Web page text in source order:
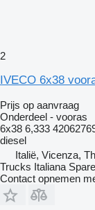
2
IVECO 6x38
Prijs op aanvraag
Onderdeel - vooras
6x38 6,333
diesel
Italië, Vicenza,
Trucks Italiana
Contact opnemen